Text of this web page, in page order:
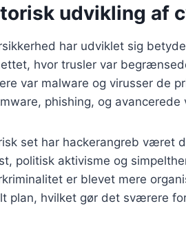
udvikling af
har udviklet sig
hvor trusler var
var malware og virusser de
phishing, og avancerede
set har hackerangreb været
politisk aktivisme og
er blevet mere
plan, hvilket gør det sværere